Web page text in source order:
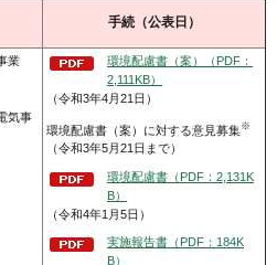
手続（公表日）
業
気事
環境配慮書（案）（PDF：
2,111KB）
（令和3年4月21日）
環境配慮書（案）に対する意見募集 ※
（令和3年5月21日まで）
環境配慮書（PDF：2,131K
B）
（令和4年1月5日）
実施報告書（PDF：184K
B）